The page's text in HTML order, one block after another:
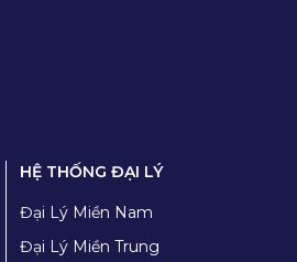
HỆ THỐNG ĐẠI LÝ
Đại Lý Miền Nam
Đại Lý Miền Trung